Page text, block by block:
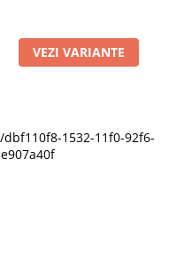
VEZI VARIANTE
1532-11f0-92f6-